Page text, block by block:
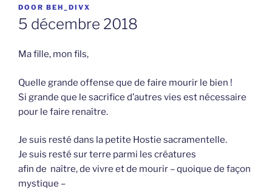
GEPLAATST
OP
DOOR BEH_DIVX
5 décembre 2018
Ma fille, mon fils,
Quelle grande offense que de faire mourir le bien !
Si grande que le sacrifice d’autres vies est nécessaire
pour le faire renaître.
Je suis resté dans la petite Hostie sacramentelle.
Je suis resté sur terre parmi les créatures
afin de naître, de vivre et de mourir – quoique de façon
mystique –